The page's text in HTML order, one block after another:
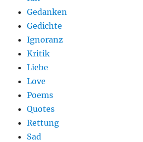
Gedanken
Gedichte
Ignoranz
Kritik
Liebe
Love
Poems
Quotes
Rettung
Sad